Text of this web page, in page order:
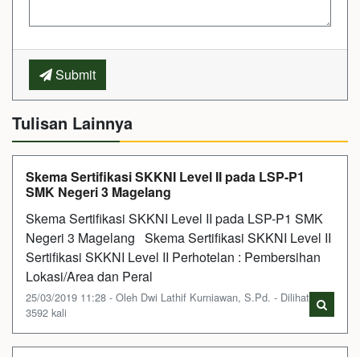
Submit
Tulisan Lainnya
Skema Sertifikasi SKKNI Level II pada LSP-P1
SMK Negeri 3 Magelang
Skema Sertifikasi SKKNI Level II pada LSP-P1 SMK
Negeri 3 Magelang Skema Sertifikasi SKKNI Level II
Sertifikasi SKKNI Level II Perhotelan : Pembersihan
Lokasi/Area dan Peral
25/03/2019 11:28 - Oleh Dwi Lathif Kurniawan, S.Pd. - Dilihat
3592 kali